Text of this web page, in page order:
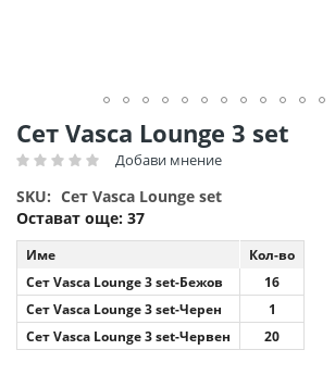
Сет Vasca Lounge 3 set
Рейтинг: Добави мнение
SKU
Сет Vasca Lounge set
Остават още: 37
Име
Кол-во
Сет Vasca Lounge 3 set-Бежов
16
Сет Vasca Lounge 3 set-Черен
1
Сет Vasca Lounge 3 set-Червен
20
Преминете
към
началото
на
галерия
снимки